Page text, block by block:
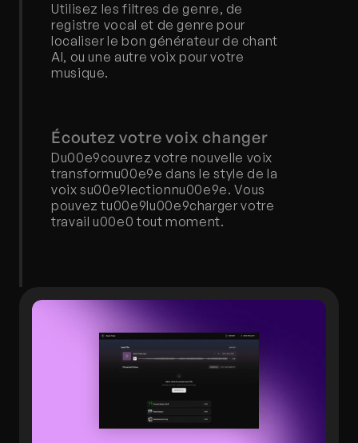
Utilisez les filtres de genre, de
registre vocal et de genre pour
localiser le bon générateur de chant
AI, ou une autre voix pour votre
musique.
Écoutez votre voix changer
Du00e9couvrez votre nouvelle voix
transformu00e9e dans le style de la
voix su00e9lectionnu00e9e. Vous
pouvez tu00e9lu00e9charger votre
travail u00e0 tout moment.